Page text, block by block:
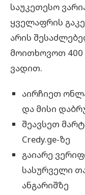
საუკეთესო
ყველაფრის
არის
მოითხოვოთ
ვადით.
აირჩიეთ
და მისი
შეავსეთ
Credy.ge-ზე
გაიარე
სასურველი
ანგარიშზე